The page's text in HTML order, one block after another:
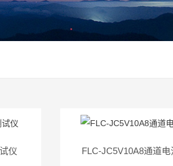
仪 FLC-JC5V10A8通道电